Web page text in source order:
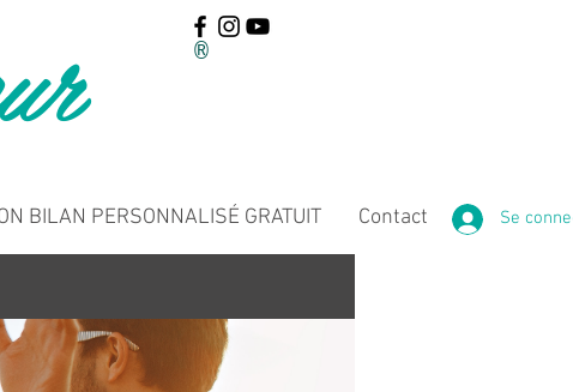
®
BILAN PERSONNALISÉ GRATUIT Contact Se